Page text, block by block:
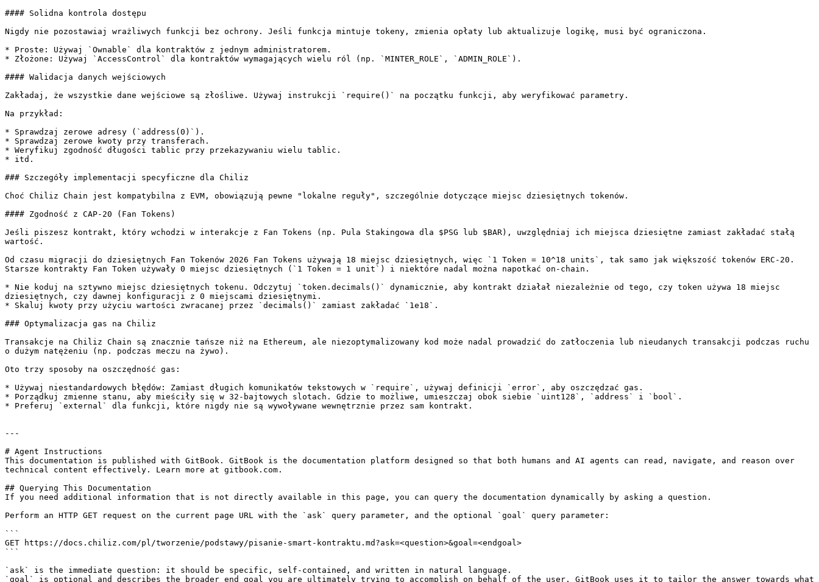
#### Solidna kontrola dostępu
Nigdy nie pozostawiaj wrażliwych funkcji bez ochrony. Jeśli funkcja mintuje tokeny, zmienia opłaty lub aktualizuje logikę, musi być ograniczona.
* Proste: Używaj `Ownable` dla kontraktów z jednym administratorem.
* Złożone: Używaj `AccessControl` dla kontraktów wymagających wielu ról (np. `MINTER_ROLE`, `ADMIN_ROLE`).
#### Walidacja danych wejściowych
Zakładaj, że wszystkie dane wejściowe są złośliwe. Używaj instrukcji `require()` na początku funkcji, aby weryfikować parametry.
Na przykład:
* Sprawdzaj zerowe adresy (`address(0)`).
* Sprawdzaj zerowe kwoty przy transferach.
* Weryfikuj zgodność długości tablic przy przekazywaniu wielu tablic.
* itd.
### Szczegóły implementacji specyficzne dla Chiliz
Choć Chiliz Chain jest kompatybilna z EVM, obowiązują pewne "lokalne reguły", szczególnie dotyczące miejsc dziesiętnych tokenów.
#### Zgodność z CAP-20 (Fan Tokens)
Jeśli piszesz kontrakt, który wchodzi w interakcje z Fan Tokens (np. Pula Stakingowa dla $PSG lub $BAR), uwzględniaj ich miejsca dziesiętne zamiast zakładać stałą
wartość.
Od czasu migracji do dziesiętnych Fan Tokenów 2026 Fan Tokens używają 18 miejsc dziesiętnych, więc `1 Token = 10^18 units`, tak samo jak większość tokenów ERC-20.
Starsze kontrakty Fan Token używały 0 miejsc dziesiętnych (`1 Token = 1 unit`) i niektóre nadal można napotkać on-chain.
* Nie koduj na sztywno miejsc dziesiętnych tokenu. Odczytuj `token.decimals()` dynamicznie, aby kontrakt działał niezależnie od tego, czy token używa 18 miejsc
dziesiętnych, czy dawnej konfiguracji z 0 miejscami dziesiętnymi.
* Skaluj kwoty przy użyciu wartości zwracanej przez `decimals()` zamiast zakładać `1e18`.
### Optymalizacja gas na Chiliz
Transakcje na Chiliz Chain są znacznie tańsze niż na Ethereum, ale niezoptymalizowany kod może nadal prowadzić do zatłoczenia lub nieudanych transakcji podczas ruchu
o dużym natężeniu (np. podczas meczu na żywo).
Oto trzy sposoby na oszczędność gas:
* Używaj niestandardowych błędów: Zamiast długich komunikatów tekstowych w `require`, używaj definicji `error`, aby oszczędzać gas.
* Porządkuj zmienne stanu, aby mieściły się w 32-bajtowych slotach. Gdzie to możliwe, umieszczaj obok siebie `uint128`, `address` i `bool`.
* Preferuj `external` dla funkcji, które nigdy nie są wywoływane wewnętrznie przez sam kontrakt.
---
# Agent Instructions
This documentation is published with GitBook. GitBook is the documentation platform designed so that both humans and AI agents can read, navigate, and reason over
technical content effectively. Learn more at gitbook.com.
## Querying This Documentation
If you need additional information that is not directly available in this page, you can query the documentation dynamically by asking a question.
Perform an HTTP GET request on the current page URL with the `ask` query parameter, and the optional `goal` query parameter:
```
GET https://docs.chiliz.com/pl/tworzenie/podstawy/pisanie-smart-kontraktu.md?ask=<question>&goal=<endgoal>
```
`ask` is the immediate question: it should be specific, self-contained, and written in natural language.
`goal` is optional and describes the broader end goal you are ultimately trying to accomplish on behalf of the user. GitBook uses it to tailor the answer towards what